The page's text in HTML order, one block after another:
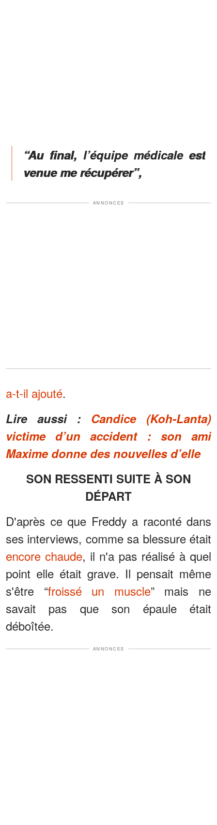
“Au final, l’équipe médicale est
venue me récupérer”,
ANNONCES
a-t-il ajouté.
Lire aussi : Candice (Koh-Lanta)
victime d’un accident : son ami
Maxime donne des nouvelles d’elle
SON RESSENTI SUITE À SON
DÉPART
D'après ce que Freddy a raconté dans
ses interviews, comme sa blessure était
encore chaude, il n'a pas réalisé à quel
point elle était grave. Il pensait même
s'être “froissé un muscle” mais ne
savait pas que son épaule était
déboîtée.
ANNONCES